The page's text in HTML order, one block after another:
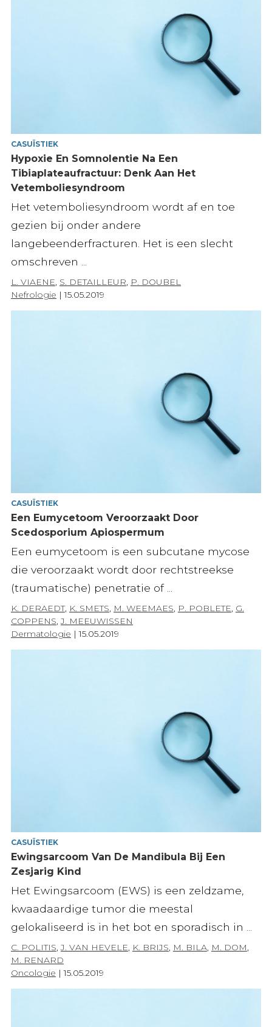
CASUÏSTIEK
Hypoxie En Somnolentie Na Een
Tibiaplateaufractuur: Denk Aan Het
Vetemboliesyndroom
Het vetemboliesyndroom wordt af en toe
gezien bij onder andere
langebeenderfracturen. Het is een slecht
omschreven ...
L. VIAENE, S. DETAILLEUR, P. DOUBEL
Nefrologie |15.05.2019
CASUÏSTIEK
Een Eumycetoom Veroorzaakt Door
Scedosporium Apiospermum
Een eumycetoom is een subcutane mycose
die veroorzaakt wordt door rechtstreekse
(traumatische) penetratie of ...
K. DERAEDT, K. SMETS, M. WEEMAES, P. POBLETE, G.
COPPENS,J. MEEUWISSEN
Dermatologie |15.05.2019
CASUÏSTIEK
Ewingsarcoom Van De Mandibula Bij Een
Zesjarig Kind
Het Ewingsarcoom (EWS) is een zeldzame,
kwaadaardige tumor die meestal
gelokaliseerd is in het bot en sporadisch in ...
C. POLITIS,J. VAN HEVELE, K. BRIJS, M. BILA, M. DOM,
M. RENARD
Oncologie |15.05.2019